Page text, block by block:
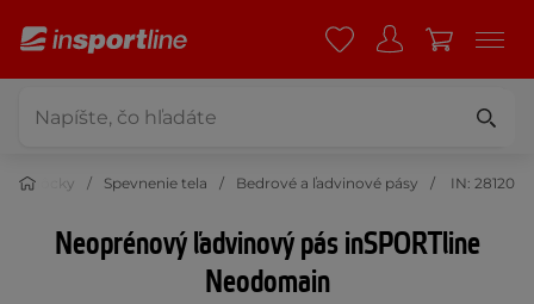
pomôcky Spevnenie tela Bedrové a ľadvinové pásy IN: 28120
Neoprénový ľadvinový pás inSPORTline
Neodomain